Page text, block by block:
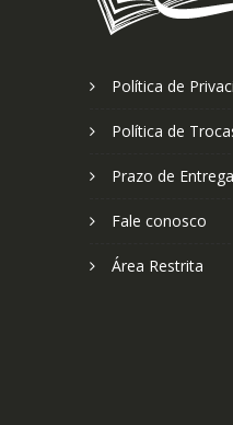
Política de
Política de
Prazo de Entrega
Fale conosco
Área Restrita